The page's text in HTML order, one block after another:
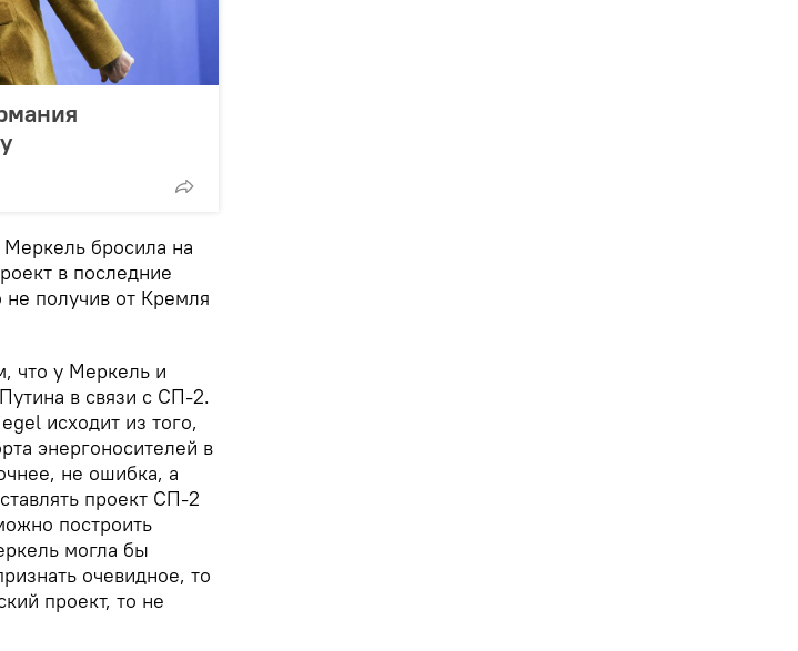
бросила на
в последние
получив от Кремля
что у Меркель и
в связи с СП-2.
исходит из того,
энергоносителей в
не ошибка, а
проект СП-2
построить
могла бы
очевидное, то
проект, то не